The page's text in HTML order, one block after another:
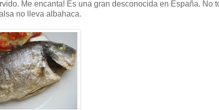
Me encanta! Es una gran desconocida en España. No
no lleva albahaca.